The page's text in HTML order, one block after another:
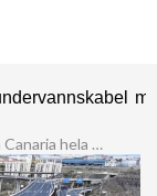
Påvens besök väntas påverka trafiken på Gran Canaria hela dagen